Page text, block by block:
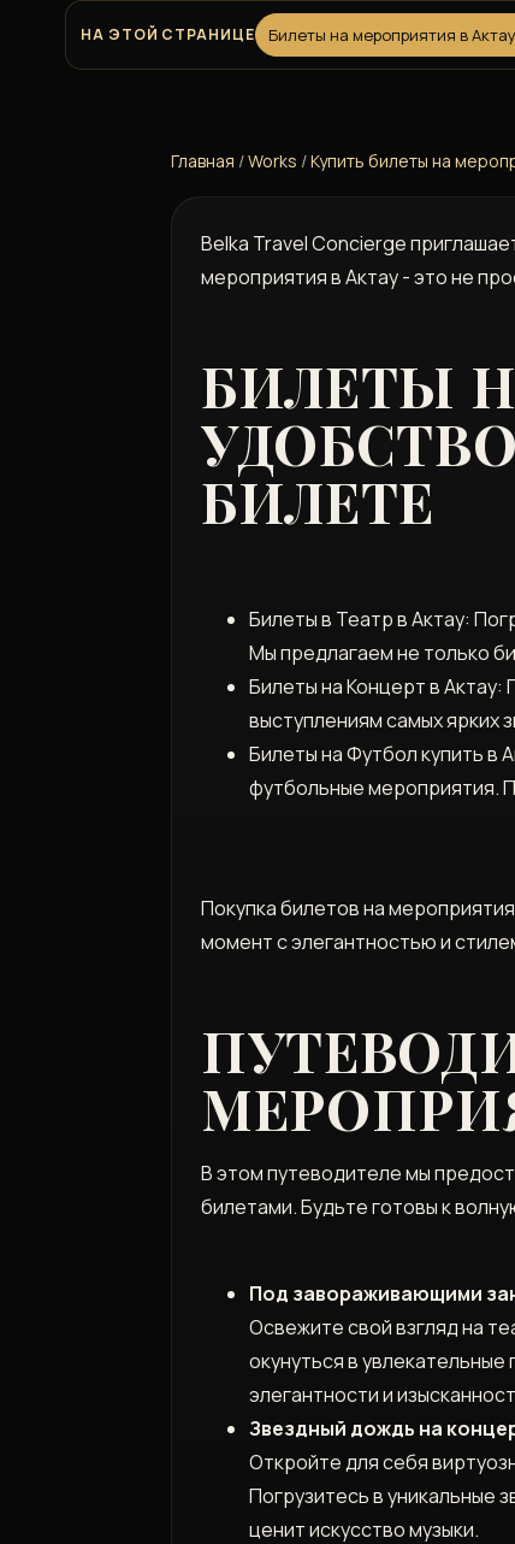
НА ЭТОЙ СТРАНИЦЕ Билеты на мероприятия в
Главная /Works /Купить билеты на
Belka Travel Concierge
мероприятия в Актау - это не
БИЛЕТЫ
БИЛЕТЕ
Билеты в Театр в Актау:
Мы предлагаем не только
Билеты на Концерт в
выступлениям самых ярких
Билеты на Футбол купить в
футбольные мероприятия.
Покупка билетов на
момент с элегантностью и
В этом путеводителе мы
билетами. Будьте готовы к
Под завораживающими
Освежите свой взгляд на
окунуться в
элегантности и
Звездный дождь на
Откройте для себя
Погрузитесь в уникальные
ценит искусство музыки.